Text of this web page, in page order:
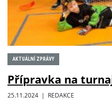
AKTUÁLNÍ ZPRÁVY
Přípravka na
25.11.2024 | REDAKCE